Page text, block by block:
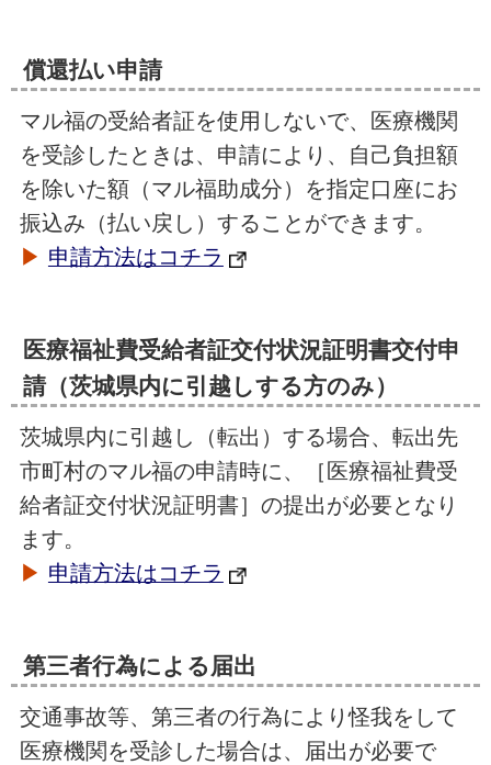
償還払い申請
マル福の受給者証を使用しないで、医療機関
を受診したときは、申請により、自己負担額
を除いた額（マル福助成分）を指定口座にお
振込み（払い戻し）することができます。
▶ 申請方法はコチラ
医療福祉費受給者証交付状況証明書交付申
請（茨城県内に引越しする方のみ）
茨城県内に引越し（転出）する場合、転出先
市町村のマル福の申請時に、［医療福祉費受
給者証交付状況証明書］の提出が必要となり
ます。
▶ 申請方法はコチラ
第三者行為による届出
交通事故等、第三者の行為により怪我をして
医療機関を受診した場合は、届出が必要で